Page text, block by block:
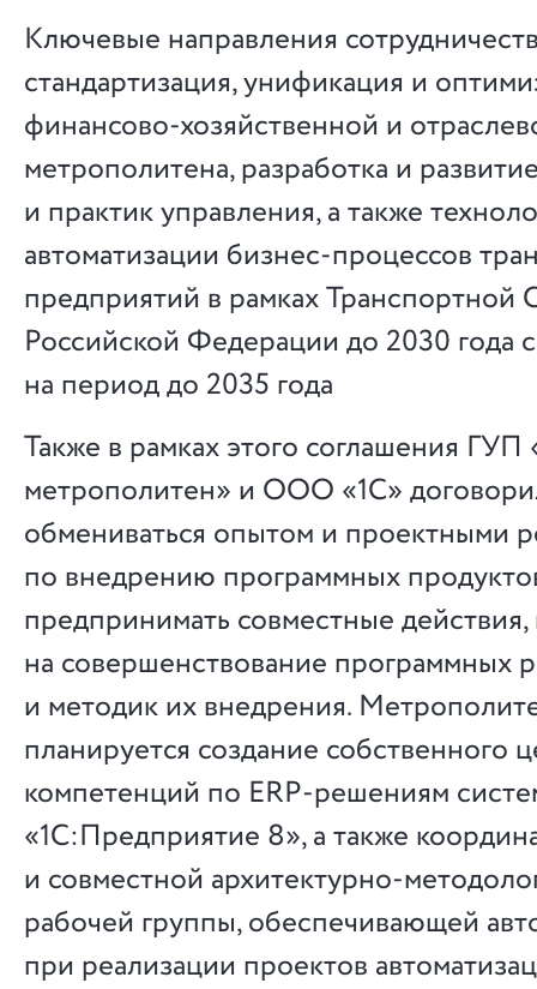
Ключевые направления
стандартизация, унификация и
финансово-хозяйственной и
метрополитена, разработка и
и практик управления, а также
автоматизации бизнес-процессов
предприятий в рамках Транспортной
Российской Федерации до 2030 года
на период до 2035 года
Также в рамках этого соглашения
метрополитен» и ООО «1С»
обмениваться опытом и проектными
по внедрению программных
предпринимать совместные
на совершенствование программных
и методик их внедрения.
планируется создание собственного
компетенций по ERP-решениям
«1С:Предприятие 8», а также
и совместной архитектурно-
рабочей группы, обеспечивающей
при реализации проектов